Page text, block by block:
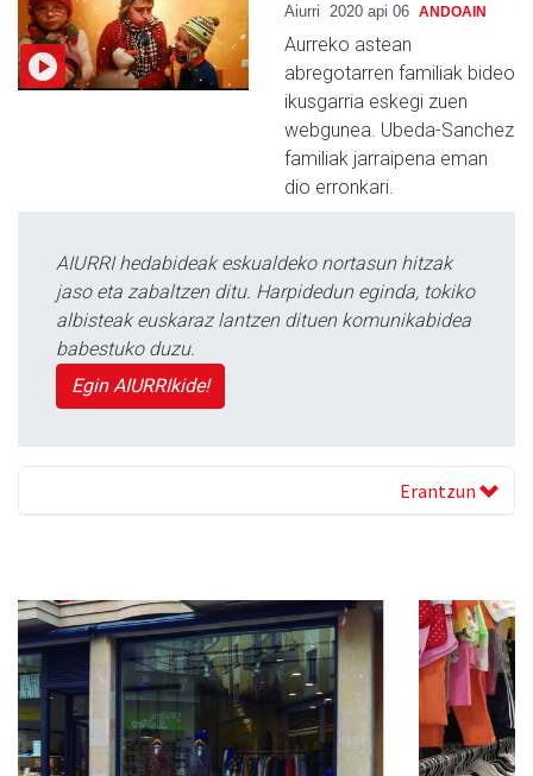
Aiurri 2020 api 06 ANDOAIN
Aurreko astean
abregotarren familiak bideo
ikusgarria eskegi zuen
webgunea. Ubeda-Sanchez
familiak jarraipena eman
dio erronkari.
AIURRI hedabideak eskualdeko nortasun hitzak
jaso eta zabaltzen ditu. Harpidedun eginda, tokiko
albisteak euskaraz lantzen dituen komunikabidea
babestuko duzu.
Egin AIURRIkide!
Erantzun